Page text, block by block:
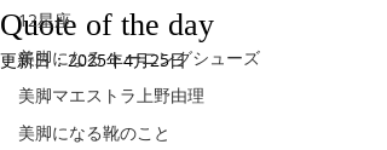
12星座
美脚になる トーニングシューズ
美脚マエストラ上野由理
美脚になる靴のこと
Quote of the day
更新日：2025年4月25日